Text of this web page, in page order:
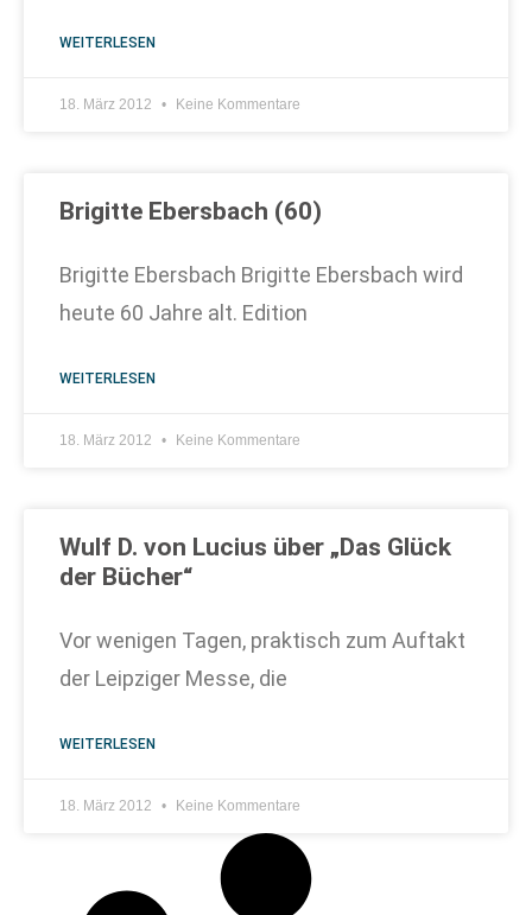
WEITERLESEN
18. März 2012 Keine Kommentare
Brigitte Ebersbach (60)
Brigitte Ebersbach Brigitte Ebersbach wird
heute 60 Jahre alt. Edition
WEITERLESEN
18. März 2012 Keine Kommentare
Wulf D. von Lucius über „Das Glück
der Bücher“
Vor wenigen Tagen, praktisch zum Auftakt
der Leipziger Messe, die
WEITERLESEN
18. März 2012 Keine Kommentare